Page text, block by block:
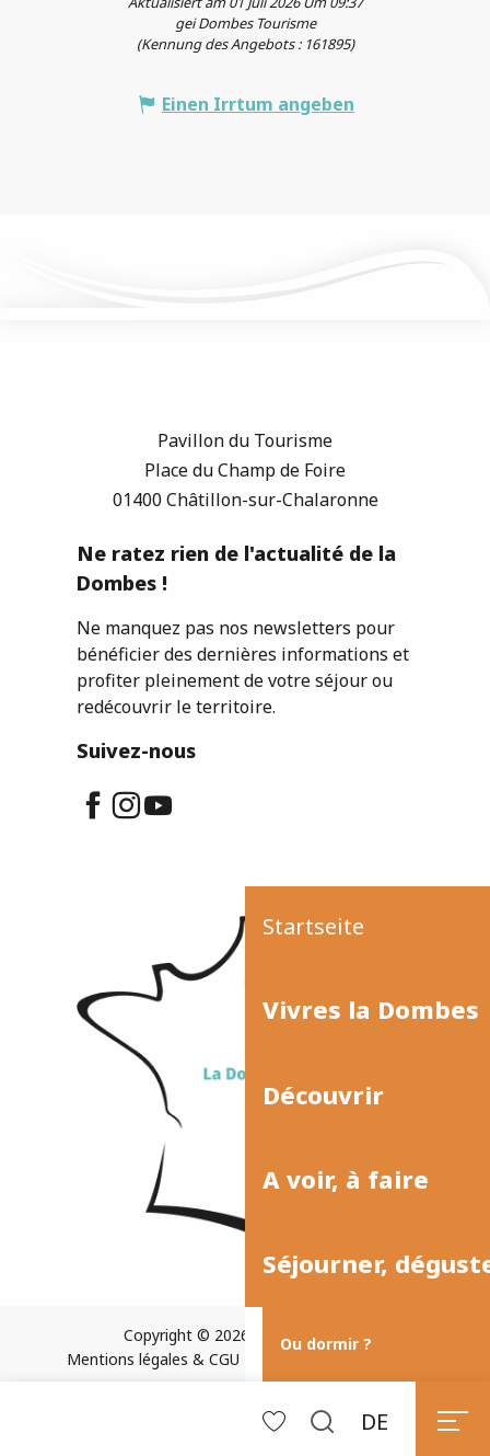
Startseite
Vivres la Dombes
Découvrir
A voir, à faire
Séjourner,
Ou dormir ?
DE
gei Dombes Tourisme
(Kennung des Angebots : 161895)
Einen Irrtum angeben
Pavillon du Tourisme
Place du Champ de Foire
01400 Châtillon-sur-Chalaronne
Ne ratez rien de l'actualité de la
Dombes !
Ne manquez pas nos newsletters pour
bénéficier des dernières informations et
profiter pleinement de votre séjour ou
redécouvrir le territoire.
Suivez-nous
Copyright © 2026
Plan du site
Mentions légales & CGU